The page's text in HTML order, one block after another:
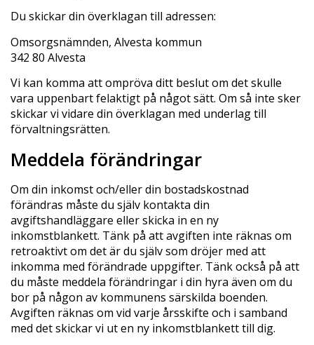
Du skickar din överklagan till adressen:
Omsorgsnämnden, Alvesta kommun
342 80 Alvesta
Vi kan komma att ompröva ditt beslut om det skulle
vara uppenbart felaktigt på något sätt. Om så inte sker
skickar vi vidare din överklagan med underlag till
förvaltningsrätten.
Meddela förändringar
Om din inkomst och/eller din bostadskostnad
förändras måste du själv kontakta din
avgiftshandläggare eller skicka in en ny
inkomstblankett. Tänk på att avgiften inte räknas om
retroaktivt om det är du själv som dröjer med att
inkomma med förändrade uppgifter. Tänk också på att
du måste meddela förändringar i din hyra även om du
bor på någon av kommunens särskilda boenden.
Avgiften räknas om vid varje årsskifte och i samband
med det skickar vi ut en ny inkomstblankett till dig.